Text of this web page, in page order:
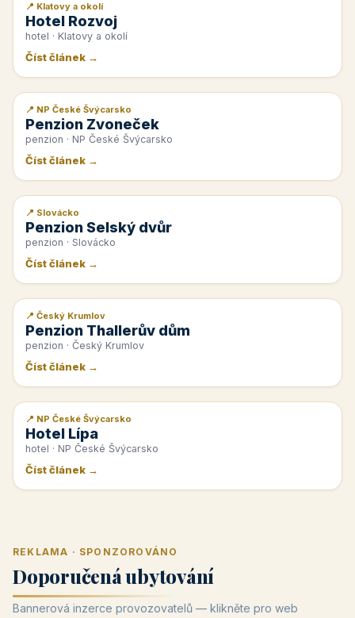
📰 PR článek
📍 Klatovy a okolí
Hotel Rozvoj
hotel · Klatovy a okolí
Číst článek →
📰 PR článek
📍 NP České Švýcarsko
Penzion Zvoneček
penzion · NP České Švýcarsko
Číst článek →
📰 PR článek
📍 Slovácko
Penzion Selský dvůr
penzion · Slovácko
Číst článek →
📰 PR článek
📍 Český Krumlov
Penzion Thallerův dům
penzion · Český Krumlov
Číst článek →
📰 PR článek
📍 NP České Švýcarsko
Hotel Lípa
hotel · NP České Švýcarsko
Číst článek →
REKLAMA · SPONZOROVÁNO
Doporučená ubytování
Bannerová inzerce provozovatelů — klikněte pro web